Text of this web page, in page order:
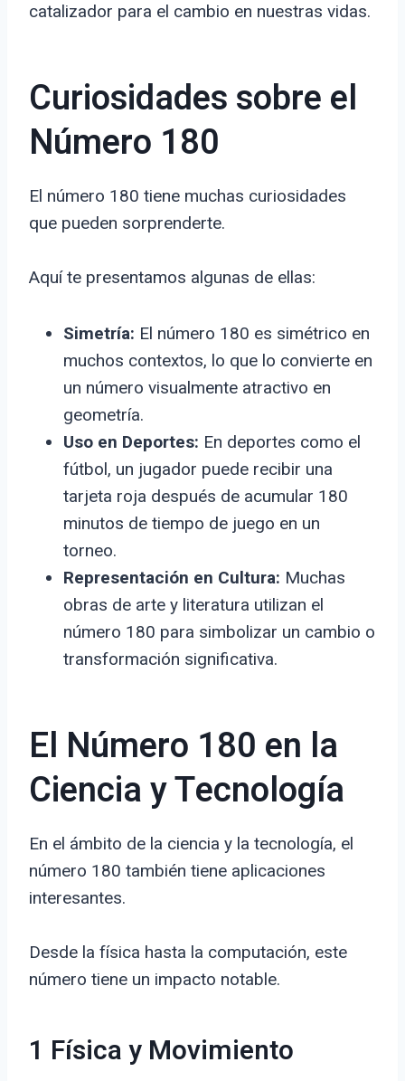
catalizador para el cambio en nuestras vidas.
Curiosidades sobre el
Número 180
El número 180 tiene muchas curiosidades
que pueden sorprenderte.
Aquí te presentamos algunas de ellas:
Simetría: El número 180 es simétrico en
muchos contextos, lo que lo convierte en
un número visualmente atractivo en
geometría.
Uso en Deportes: En deportes como el
fútbol, un jugador puede recibir una
tarjeta roja después de acumular 180
minutos de tiempo de juego en un
torneo.
Representación en Cultura: Muchas
obras de arte y literatura utilizan el
número 180 para simbolizar un cambio o
transformación significativa.
El Número 180 en la
Ciencia y Tecnología
En el ámbito de la ciencia y la tecnología, el
número 180 también tiene aplicaciones
interesantes.
Desde la física hasta la computación, este
número tiene un impacto notable.
1 Física y Movimiento